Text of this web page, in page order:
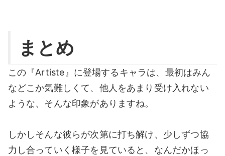
まとめ
この『Artiste』に登場するキャラは、最初はみん
などこか気難しくて、他人をあまり受け入れない
ような、そんな印象がありますね。
しかしそんな彼らが次第に打ち解け、少しずつ協
力し合っていく様子を見ていると、なんだかほっ